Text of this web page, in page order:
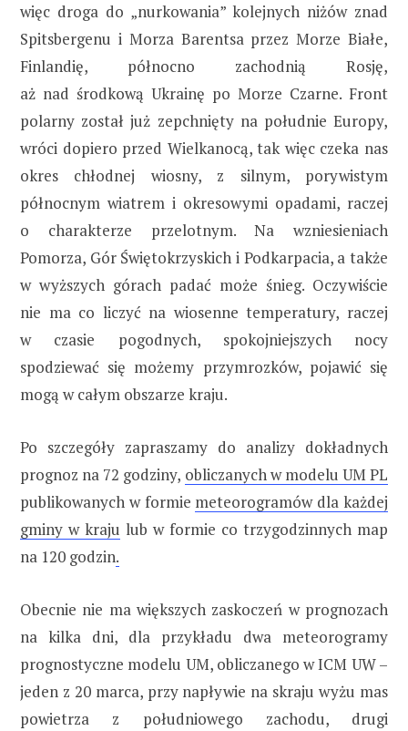
więc droga do „nurkowania” kolejnych niżów znad
Spitsbergenu i Morza Barentsa przez Morze Białe,
Finlandię, północno zachodnią Rosję,
aż nad środkową Ukrainę po Morze Czarne. Front
polarny został już zepchnięty na południe Europy,
wróci dopiero przed Wielkanocą, tak więc czeka nas
okres chłodnej wiosny, z silnym, porywistym
północnym wiatrem i okresowymi opadami, raczej
o charakterze przelotnym. Na wzniesieniach
Pomorza, Gór Świętokrzyskich i Podkarpacia, a także
w wyższych górach padać może śnieg. Oczywiście
nie ma co liczyć na wiosenne temperatury, raczej
w czasie pogodnych, spokojniejszych nocy
spodziewać się możemy przymrozków, pojawić się
mogą w całym obszarze kraju.
Po szczegóły zapraszamy do analizy dokładnych
prognoz na 72 godziny, obliczanych w modelu UM PL
publikowanych w formie meteorogramów dla każdej
gminy w kraju lub w formie co trzygodzinnych map
na 120 godzin.
Obecnie nie ma większych zaskoczeń w prognozach
na kilka dni, dla przykładu dwa meteorogramy
prognostyczne modelu UM, obliczanego w ICM UW –
jeden z 20 marca, przy napływie na skraju wyżu mas
powietrza z południowego zachodu, drugi